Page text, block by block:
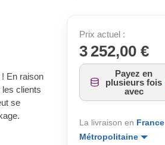
En raison
clients
se
Prix actuel :
3 252,00 €
Payez en
plusieurs fois
avec
La livraison en France
Métropolitaine